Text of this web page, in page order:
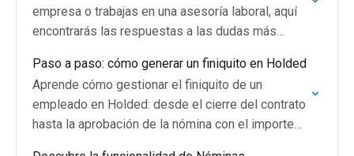
empresa o trabajas en una asesoría laboral, aquí
encontrarás las respuestas a las dudas más
automatizar las…
Paso a paso: cómo generar un finiquito en Holded
Aprende cómo gestionar el finiquito de un
empleado en Holded: desde el cierre del contrato
hasta la aprobación de la nómina con el importe